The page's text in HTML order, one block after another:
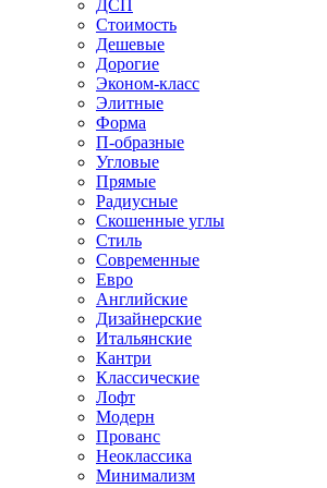
ДСП
Стоимость
Дешевые
Дорогие
Эконом-класс
Элитные
Форма
П-образные
Угловые
Прямые
Радиусные
Скошенные углы
Стиль
Современные
Евро
Английские
Дизайнерские
Итальянские
Кантри
Классические
Лофт
Модерн
Прованс
Неоклассика
Минимализм